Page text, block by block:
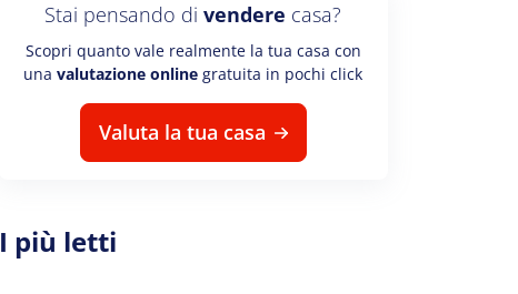
Stai pensando divendere casa?
Scopri quanto vale realmente la tua casa con
una valutazione online gratuita in pochi click
Valuta la tua casa
I più letti